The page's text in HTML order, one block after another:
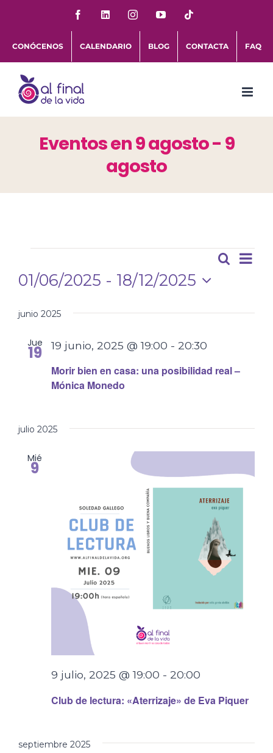
contenido
FacebookLinkedInInstagramYouTube
CONÓCENOS CALENDARIO BLOG CONTACTA FAQ
Eventos en 9 agosto - 9
agosto
de
Buscar
de
Lista
01/06/2025 - 18/12/2025
la
junio 2025
Jue
19
Morir bien en casa: una posibilidad real –
Mónica Monedo
19 junio, 2025 @ 19:00 - 20:30
julio 2025
Mié
9
Club de lectura: «Aterrizaje» de Eva Piquer
9 julio, 2025 @ 19:00 - 20:00
septiembre 2025